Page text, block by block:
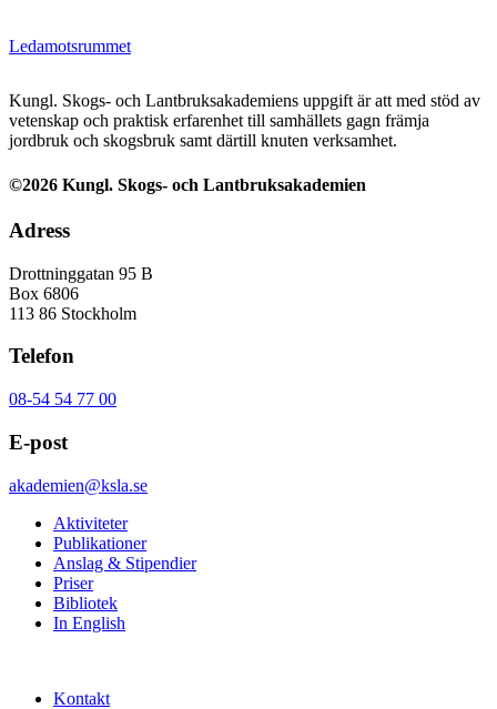
Ledamotsrummet
Kungl. Skogs- och Lantbruksakademiens uppgift är att med stöd av
vetenskap och praktisk erfarenhet till samhällets gagn främja
jordbruk och skogsbruk samt därtill knuten verksamhet.
©2026 Kungl. Skogs- och Lantbruksakademien
Adress
Drottninggatan 95 B
Box 6806
113 86 Stockholm
Telefon
08-54 54 77 00
E-post
akademien@ksla.se
Aktiviteter
Publikationer
Anslag & Stipendier
Priser
Bibliotek
In English
Kontakt